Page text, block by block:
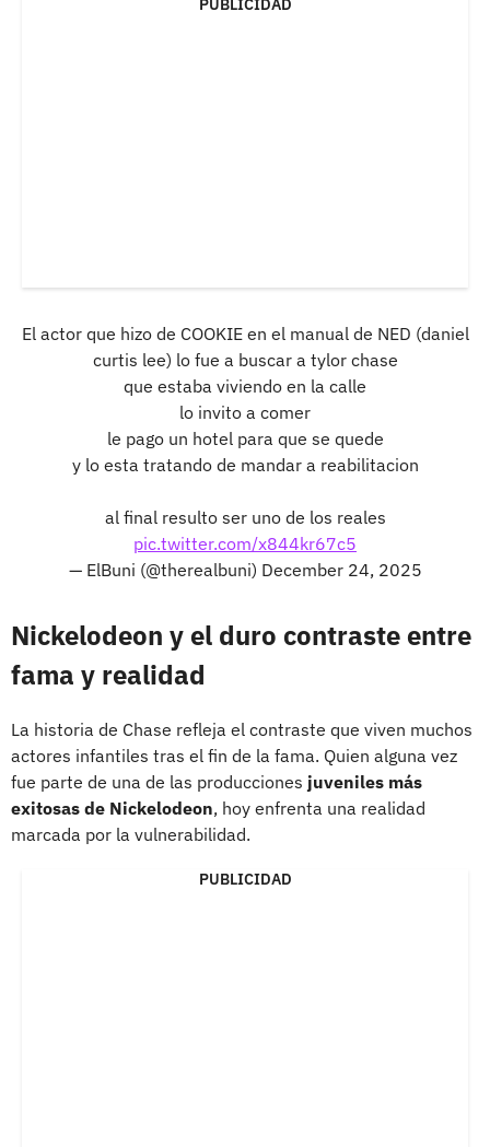
El actor que hizo de COOKIE en el manual de NED (daniel
curtis lee) lo fue a buscar a tylor chase
que estaba viviendo en la calle
lo invito a comer
le pago un hotel para que se quede
y lo esta tratando de mandar a reabilitacion
al final resulto ser uno de los reales
pic.twitter.com/x844kr67c5
— ElBuni (@therealbuni) December 24, 2025
Nickelodeon y el duro contraste entre
fama y realidad
La historia de Chase refleja el contraste que viven muchos
actores infantiles tras el fin de la fama. Quien alguna vez
fue parte de una de las producciones juveniles más
exitosas de Nickelodeon, hoy enfrenta una realidad
marcada por la vulnerabilidad.
PUBLICIDAD